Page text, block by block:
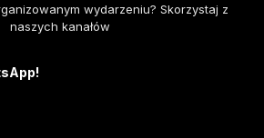
wydarzeniu? Skorzystaj z
naszych kanałów